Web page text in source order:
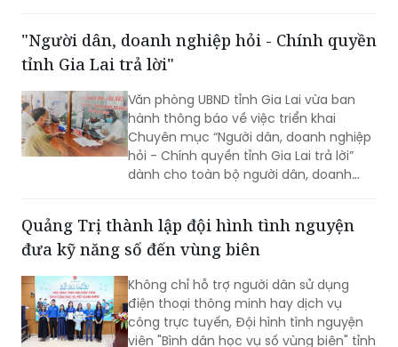
nhằm bảo đảm tối đa quyền, lợi ích
hợp pháp của bà con.
"Người dân, doanh nghiệp hỏi - Chính quyền
tỉnh Gia Lai trả lời"
Văn phòng UBND tỉnh Gia Lai vừa ban
hành thông báo về việc triển khai
Chuyên mục “Người dân, doanh nghiệp
hỏi - Chính quyền tỉnh Gia Lai trả lời”
dành cho toàn bộ người dân, doanh
Chương trình sẽ được triển khai trong
tháng 8/2026.
Quảng Trị thành lập đội hình tình nguyện
đưa kỹ năng số đến vùng biên
Không chỉ hỗ trợ người dân sử dụng
điện thoại thông minh hay dịch vụ
công trực tuyến, Đội hình tình nguyện
viên "Bình dân học vụ số vùng biên" tỉnh